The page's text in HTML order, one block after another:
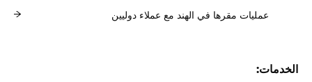
عمليات مقرها في الهند مع عملاء دوليين
الخدمات: